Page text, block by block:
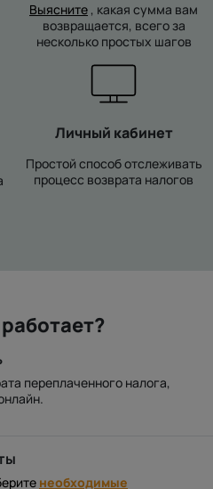
Выясните , какая сумма вам
возвращается, всего за
несколько простых шагов
Личный кабинет
Простой способ отслеживать
процесс возврата налогов
переплаченного налога,
необходимые